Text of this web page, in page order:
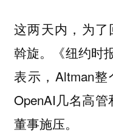
这两天内，为了
斡旋。《纽约时
表示，Altman整
OpenAI几名高
董事施压。